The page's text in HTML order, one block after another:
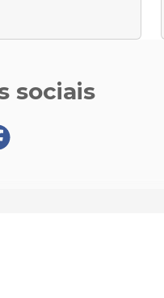
sociais